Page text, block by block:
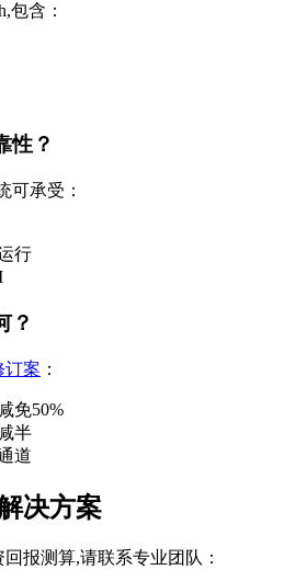
包含：
性？
可承受：
行
？
订案 ：
免50%
半
道
决方案
报测算,请联系专业团队：